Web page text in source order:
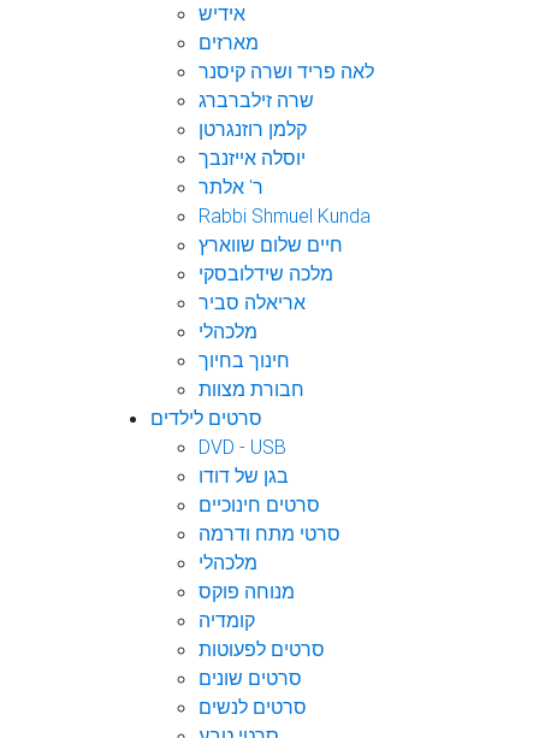
אידיש
מארזים
לאה פריד ושרה קיסנר
שרה זילברברג
קלמן רוזנגרטן
יוסלה אייזנבך
ר' אלתר
Rabbi Shmuel Kunda
חיים שלום שווארץ
מלכה שידלובסקי
אריאלה סביר
מלכהלי
חינוך בחיוך
חבורת מצוות
סרטים לילדים
DVD - USB
בגן של דודו
סרטים חינוכיים
סרטי מתח ודרמה
מלכהלי
מנוחה פוקס
קומדיה
סרטים לפעוטות
סרטים שונים
סרטים לנשים